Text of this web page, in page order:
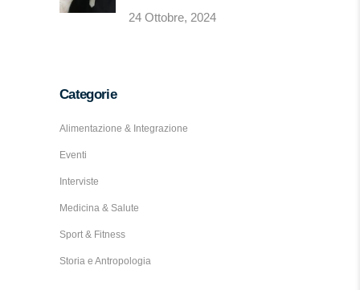
24 Ottobre, 2024
Categorie
Alimentazione & Integrazione
Eventi
Interviste
Medicina & Salute
Sport & Fitness
Storia e Antropologia